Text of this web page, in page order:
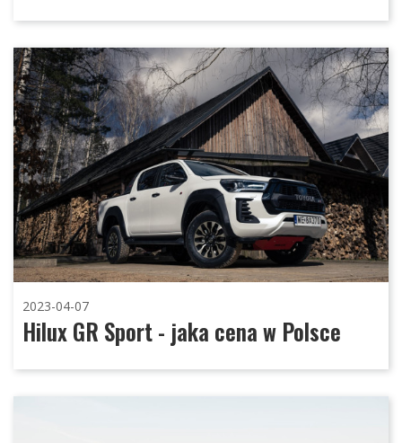
2023-04-07
Hilux GR Sport - jaka cena w Polsce